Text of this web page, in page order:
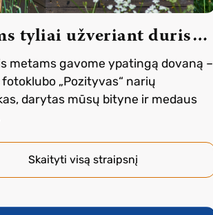
tyliai užveriant duris…
metams gavome ypatingą dovaną –
„Pozityvas“ narių
darytas mūsų bityne ir medaus
Skaityti visą straipsnį